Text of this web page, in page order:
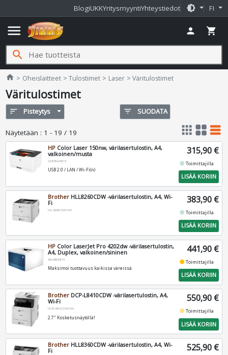
BlogiUKKYritysmyyntiYhteystiedot brightness_medium FI
menu person shopping_cart
search
home Jimms.fi
Oheislaitteet Tulostimet Laser Väritulostimet
Väritulostimet
sort Pisteytys filter_list SUODATA
Näytetään : 1 - 19 / 19 apps grid_view table_rows
HP Color Laser 150nw, värilasertulostin, A4,
valkoinen/musta
4ZB95A#B19
USB 2.0 / LAN / Wi-Fi(n)
315,90 €
fiber_manual_recordToimittajilla
LISÄÄ KORIIN
Brother HLL8260CDW -värilasertulostin, A4, Wi-
Fi
HLL8260CDWZW1
383,90 €
fiber_manual_recordToimittajilla
LISÄÄ KORIIN
HP Color LaserJet Pro 4202dw -värilasertulostin,
A4, Duplex, valkoinen/sininen
4RA88F#B19
Maksimoi tuottavuus kaikissa väreissä
441,90 €
fiber_manual_recordToimittajilla
LISÄÄ KORIIN
Brother DCP-L8410CDW -värilasertulostin, A4,
Wi-Fi
DCPL8410CDWZW1
2.7" Kosketusnäytöllä!
550,90 €
fiber_manual_recordToimittajilla
LISÄÄ KORIIN
Brother HLL8360CDW -värilasertulostin, A4, Wi-
Fi
525,90 €